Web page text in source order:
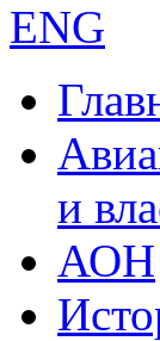
ENG
и
АОН